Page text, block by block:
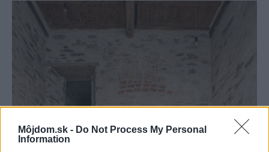
Môjdom.sk - Do Not Process My Personal
Information